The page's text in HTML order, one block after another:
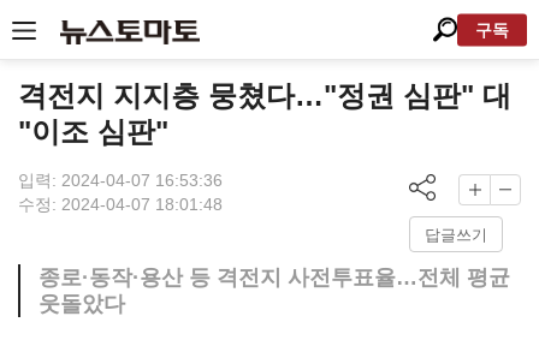
구독
격전지 지지층 뭉쳤다…"정권 심판" 대
"이조 심판"
입력: 2024-04-07 16:53:36
수정: 2024-04-07 18:01:48
답글쓰기
종로·동작·용산 등 격전지 사전투표율…전체 평균
웃돌았다